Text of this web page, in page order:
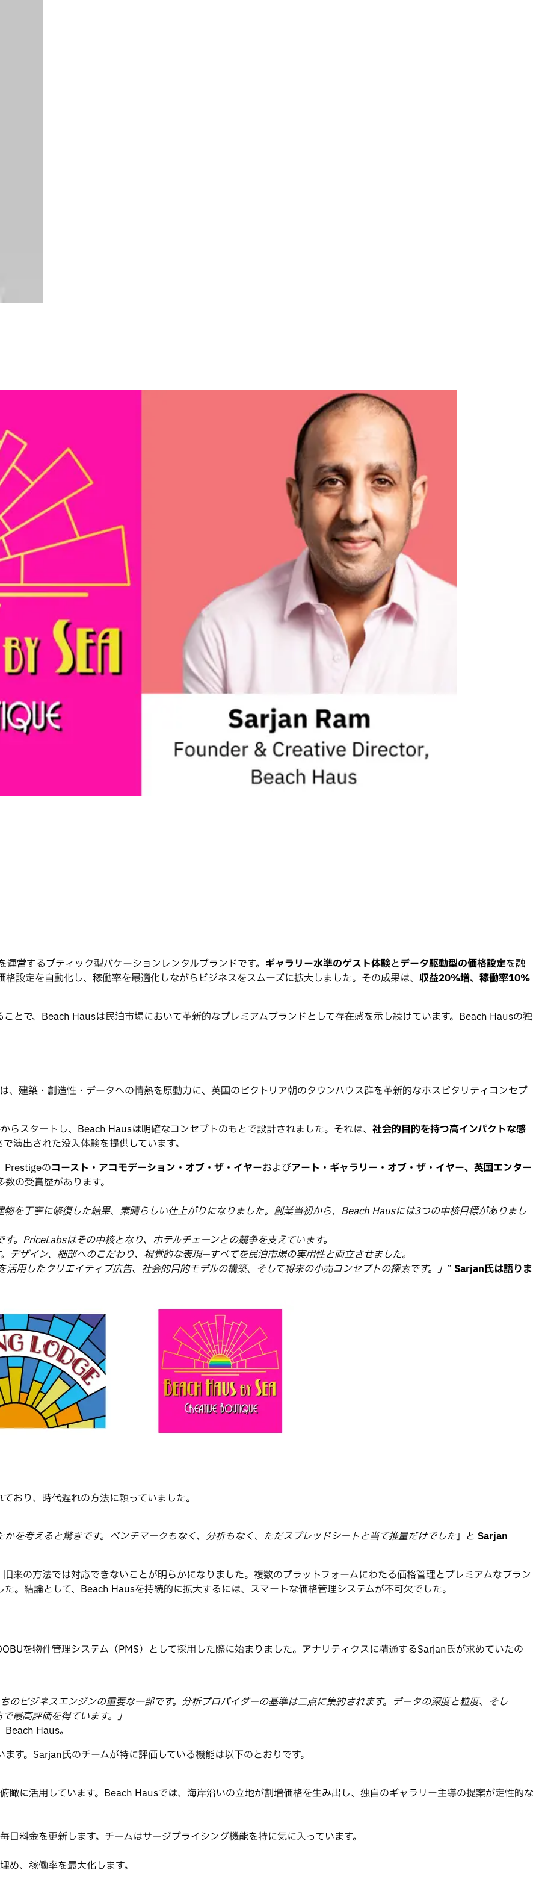
営するブティック型バケーションレンタルブランドです。 ギャラリー水準のゲスト体験とデータ駆動型の価格設定を融
格設定を自動化し、稼働率を最適化しながらビジネスをスムーズに拡大しました。その成果は、 収益20%増、稼働率10%
とで、Beach Hausは民泊市場において革新的なプレミアムブランドとして存在感を示し続けています。Beach Hausの独
、建築・創造性・データへの情熱を原動力に、英国のビクトリア朝のタウンハウス群を革新的なホスピタリティコンセプ
スタートし、Beach Hausは明確なコンセプトのもとで設計されました。それは、 社会的目的を持つ高インパクトな感
演出された没入体験を提供しています。
Prestigeのコースト・アコモデーション・オブ・ザ・イヤーおよびアート・ギャラリー・オブ・ザ・イヤー、英国エンター
の受賞歴があります。
を丁寧に修復した結果、素晴らしい仕上がりになりました。創業当初から、Beach Hausには3つの中核目標がありまし
。PriceLabsはその中核となり、ホテルチェーンとの競争を支えています。
ザイン、細部へのこだわり、視覚的な表現—すべてを民泊市場の実用性と両立させました。
用したクリエイティブ広告、社会的目的モデルの構築、そして将来の小売コンセプトの探索です。」 ” Sarjan氏は語りま
おり、時代遅れの方法に頼っていました。
を考えると驚きです。ベンチマークもなく、分析もなく、ただスプレッドシートと当て推量だけでした」と Sarjan
来の方法では対応できないことが明らかになりました。複数のプラットフォームにわたる価格管理とプレミアムなブラン
。結論として、Beach Hausを持続的に拡大するには、スマートな価格管理システムが不可欠でした。
を物件管理システム（PMS）として採用した際に始まりました。アナリティクスに精通するSarjan氏が求めていたの
のビジネスエンジンの重要な一部です。分析プロバイダーの基準は二点に集約されます。データの深度と粒度、そし
最高評価を得ています。」
Haus。
す。Sarjan氏のチームが特に評価している機能は以下のとおりです。
瞰に活用しています。Beach Hausでは、海岸沿いの立地が割増価格を生み出し、独自のギャラリー主導の提案が定性的な
料金を更新します。チームはサージプライシング機能を特に気に入っています。
め、稼働率を最大化します。